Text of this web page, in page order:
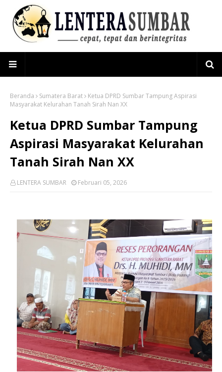
Beranda Sumatera Barat
Ketua DPRD Sumbar Tampung Aspirasi
Masyarakat Kelurahan Tanah Sirah Nan XX
Ketua DPRD Sumbar Tampung
Aspirasi Masyarakat Kelurahan
Tanah Sirah Nan XX
LENTERA SUMBAR Februari 05, 2026